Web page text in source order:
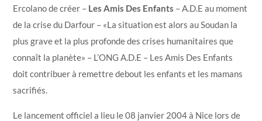
Ercolano de créer – Les Amis Des Enfants – A.D.E au moment
de la crise du Darfour – «La situation est alors au Soudan la
plus grave et la plus profonde des crises humanitaires que
connaît la planète» – L’ONG A.D.E – Les Amis Des Enfants
doit contribuer à remettre debout les enfants et les mamans
sacrifiés.
Le lancement officiel a lieu le 08 janvier 2004 à Nice lors de